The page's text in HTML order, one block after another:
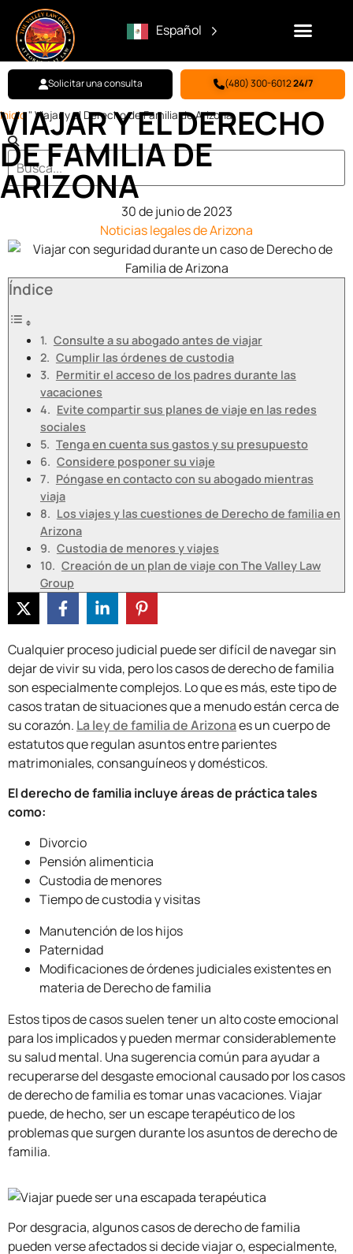
Español
Solicitar una consulta (480) 300-601224/7
VIAJAR Y EL DERECHO
DE FAMILIA DE
ARIZONA
Inicio" Viajar y el Derecho de Familia de Arizona
30 de junio de 2023
Noticias legales de Arizona
Índice
Consulte a su abogado antes de viajar
Cumplir las órdenes de custodia
Permitir el acceso de los padres durante las
vacaciones
Evite compartir sus planes de viaje en las redes
sociales
Tenga en cuenta sus gastos y su presupuesto
Considere posponer su viaje
Póngase en contacto con su abogado mientras
viaja
Los viajes y las cuestiones de Derecho de familia en
Arizona
Custodia de menores y viajes
Creación de un plan de viaje con The Valley Law
Group
Cualquier proceso judicial puede ser difícil de navegar sin
dejar de vivir su vida, pero los casos de derecho de familia
son especialmente complejos. Lo que es más, este tipo de
casos tratan de situaciones que a menudo están cerca de
su corazón. La ley de familia de Arizonaes un cuerpo de
estatutos que regulan asuntos entre parientes
matrimoniales, consanguíneos y domésticos.
El derecho de familia incluye áreas de práctica tales
como:
Divorcio
Pensión alimenticia
Custodia de menores
Tiempo de custodia y visitas
Manutención de los hijos
Paternidad
Modificaciones de órdenes judiciales existentes en
materia de Derecho de familia
Estos tipos de casos suelen tener un alto coste emocional
para los implicados y pueden mermar considerablemente
su salud mental. Una sugerencia común para ayudar a
recuperarse del desgaste emocional causado por los casos
de derecho de familia es tomar unas vacaciones. Viajar
puede, de hecho, ser un escape terapéutico de los
problemas que surgen durante los asuntos de derecho de
familia.
Por desgracia, algunos casos de derecho de familia
pueden verse afectados si decide viajar o, especialmente,